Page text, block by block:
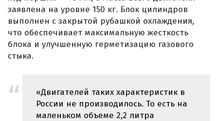
заявлена на уровне 150 кг. Блок цилиндров
выполнен с закрытой рубашкой охлаждения,
что обеспечивает максимальную жесткость
блока и улучшенную герметизацию газового
стыка.
«Двигателей таких характеристик в
России не производилось. То есть на
маленьком объеме 2,2 литра